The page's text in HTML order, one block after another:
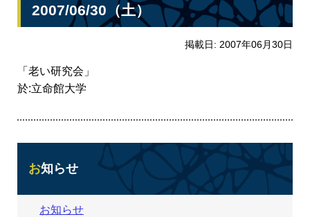
2007/06/30（土）
掲載日: 2007年06月30日
「老い研究会」
於:立命館大学
お知らせ
お知らせ